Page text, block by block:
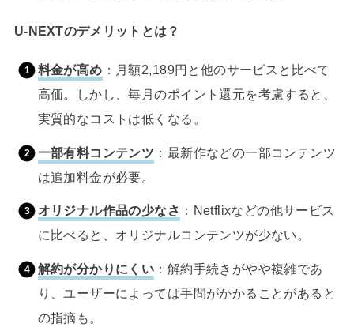
U-NEXTのデメリットとは？
料金が高め ：月額2,189円と他のサービスと比べて
高価。しかし、毎月のポイント還元を考慮すると、
実質的なコストは低くなる。
一部有料コンテンツ ：最新作などの一部コンテンツ
は追加料金が必要。
オリジナル作品の少なさ ：Netflixなどの他サービス
に比べると、オリジナルコンテンツが少ない。
解約が分かりにくい ：解約手続きがやや複雑であ
り、ユーザーによっては手間がかかることがあると
の指摘も。